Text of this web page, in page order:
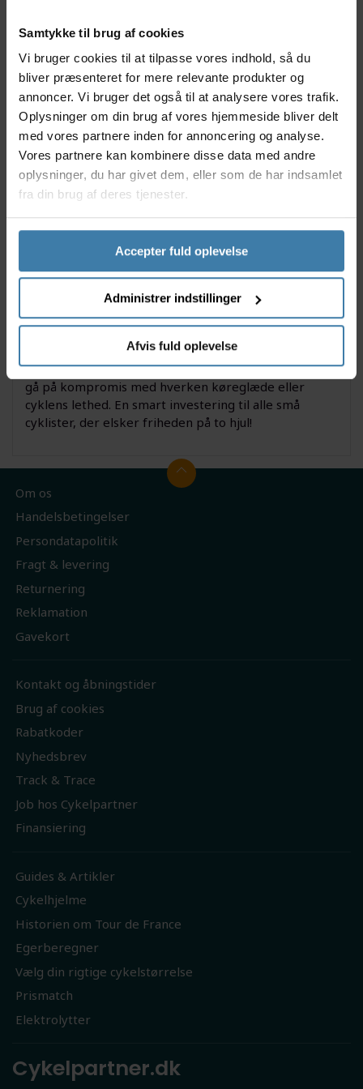
Samtykke til brug af cookies
Vi bruger cookies til at tilpasse vores indhold, så du
bliver præsenteret for mere relevante produkter og
annoncer. Vi bruger det også til at analysere vores trafik.
Oplysninger om din brug af vores hjemmeside bliver delt
med vores partnere inden for annoncering og analyse.
Vores partnere kan kombinere disse data med andre
oplysninger, du har givet dem, eller som de har indsamlet
fra din brug af deres tjenester.
Accepter fuld oplevelse
Administrer indstillinger
Afvis fuld oplevelse
Nyttige facts
Designet til optimal pasform på Puky LS-Pro 16"
Beskytter mod snavs, mudder og vandstænk
Letvægt for minimal indflydelse på cyklens
balance
Enkel at montere uden brug af specialværktøj
Robust materiale med lang holdbarhed
Anvendelse
Dette skærmsæt er ideelt til børn, der elsker at cykle
uanset vejret. Den smarte beskyttelse gør hverdagen
nemmere for både børn og forældre, da mindre
snavs betyder færre bekymringer om rengøring
skolekørsel og fritidsbrug, hvor både komfort og
praktisk beskyttelse er i fokus.
Derfor skal du vælge Puky LS-Pro 16" skærmsæt
Med dette skærmsæt får du en pålidelig løsning, der
holder snavs væk og cyklen flot - alt sammen uden at
gå på kompromis med hverken køreglæde eller
cyklens lethed. En smart investering til alle små
cyklister, der elsker friheden på to hjul!
Om os
Handelsbetingelser
Persondatapolitik
Fragt & levering
Returnering
Reklamation
Gavekort
Kontakt og åbningstider
Brug af cookies
Rabatkoder
Nyhedsbrev
Track & Trace
Job hos Cykelpartner
Finansiering
Guides & Artikler
Cykelhjelme
Historien om Tour de France
Egerberegner
Vælg din rigtige cykelstørrelse
Prismatch
Elektrolytter
Cykelpartner.dk